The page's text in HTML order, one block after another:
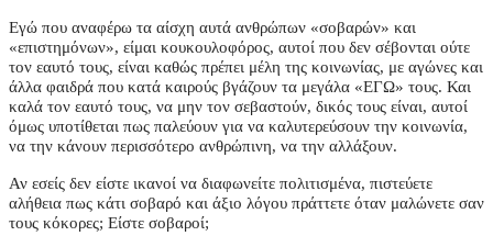
Εγώ που αναφέρω τα αίσχη αυτά ανθρώπων «σοβαρών» και
«επιστημόνων», είμαι κουκουλοφόρος, αυτοί που δεν σέβονται ούτε
τον εαυτό τους, είναι καθώς πρέπει μέλη της κοινωνίας, με αγώνες και
άλλα φαιδρά που κατά καιρούς βγάζουν τα μεγάλα «ΕΓΩ» τους. Και
καλά τον εαυτό τους, να μην τον σεβαστούν, δικός τους είναι, αυτοί
όμως υποτίθεται πως παλεύουν για να καλυτερεύσουν την κοινωνία,
να την κάνουν περισσότερο ανθρώπινη, να την αλλάξουν.
Αν εσείς δεν είστε ικανοί να διαφωνείτε πολιτισμένα, πιστεύετε
αλήθεια πως κάτι σοβαρό και άξιο λόγου πράττετε όταν μαλώνετε σαν
τους κόκορες; Είστε σοβαροί;